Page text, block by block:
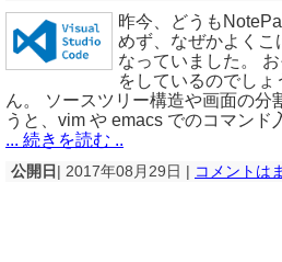
昨今、どうも
めず、なぜかよくこ
なっていました。
をしているのでし
ん。 ソースツリー構造や画面の分
うと、vim や emacs でのコマンド
... 続きを読む ..
公開日 | 2017年08月29日 | コメントは